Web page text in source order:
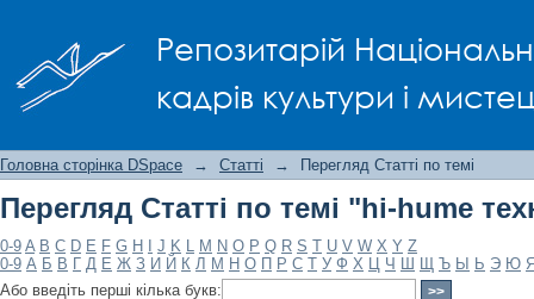
Репозитарій
кадрів культури і
Головна сторінка DSpace → Статті → Перегляд Статті по темі
Перегляд Статті по темі "hi-hume
0-9 A B C D E F G H J K L M N O P Q R S T U V W X Y Z
0-9 А Б В Г Д Е Ж З И Й К Л М Н О П Р С Т У Ф Х Ц Ч Ш Щ Ъ Ы Ь Э Ю
Або введіть перші кілька букв: